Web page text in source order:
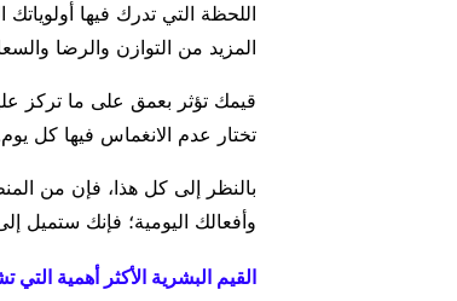
اللحظة التي تدرك فيها أولوياتك
المزيد من التوازن والرضا
قيمك تؤثر بعمق على ما تركز
تختار عدم الانغماس فيها كل
بالنظر إلى كل هذا، فإن من
وأفعالك اليومية؛ فإنك ستميل
القيم البشرية الأكثر أهمية التي